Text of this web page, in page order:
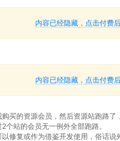
内容已经隐藏，点击付费
内容已经隐藏，点击付费
买的资源会员，然后资源站跑路
个站的会员无一例外全部跑路。
修复或作为借鉴开发使用，俗话说